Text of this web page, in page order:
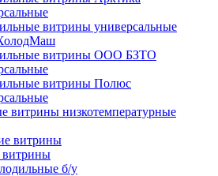
витрины универсальные
витрины ООО БЗТО
витрины Полюс
витрины низкотемпературные
витрины
витрины
б/у